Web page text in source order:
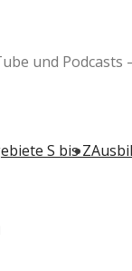
und Podcasts
S bis Z